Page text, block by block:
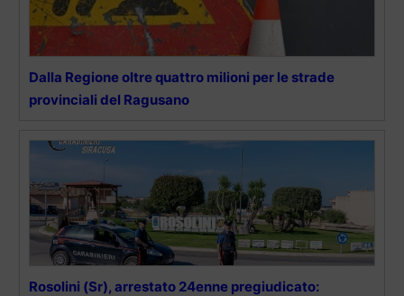
Dalla Regione oltre quattro milioni per le strade
provinciali del Ragusano
Rosolini (Sr), arrestato 24enne pregiudicato: